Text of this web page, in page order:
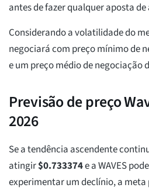
antes de fazer qualquer aposta
Considerando a volatilidade do
negociará com preço mínimo de
e um preço médio de negociação
Previsão de preço
2026
Se a tendência ascendente
atingir$0.733374e a WAVES
experimentar um declínio, a meta